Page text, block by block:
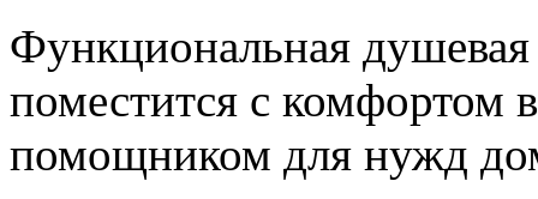
Функциональная душевая
поместится с комфортом
помощником для нужд